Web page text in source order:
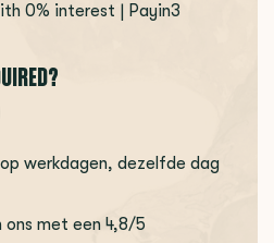
0% interest | Payin3
werkdagen, dezelfde dag
ons met een 4,8/5